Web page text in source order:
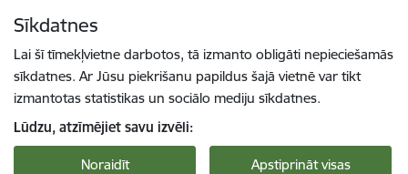
Sīkdatnes
Lai šī tīmekļvietne darbotos, tā izmanto obligāti nepieciešamās
sīkdatnes. Ar Jūsu piekrišanu papildus šajā vietnē var tikt
izmantotas statistikas un sociālo mediju sīkdatnes.
Lūdzu, atzīmējiet savu izvēli:
Noraidīt Apstiprināt visas